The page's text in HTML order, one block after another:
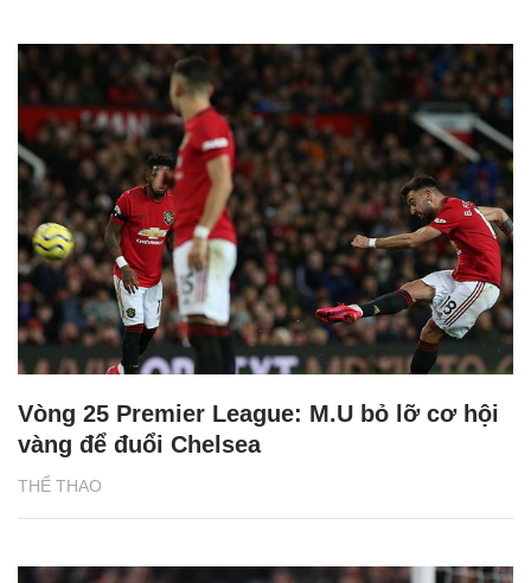
THỂ THAO
Vòng 25 Premier League: M.U bỏ lỡ cơ hội
vàng để đuổi Chelsea